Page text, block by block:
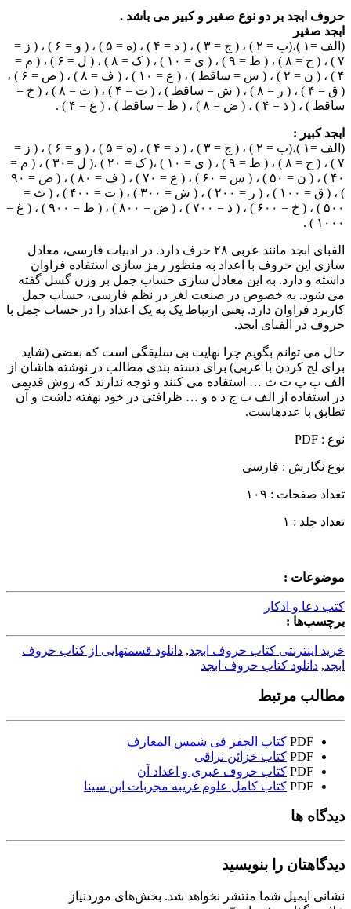
حروف ابجد بر دو نوع صغیر و کبیر می باشد .
ابجد صغیر
(الف =۱ )،(ب = ۲ ) ، ( ج = ۳ ) ، ( د = ۴ ) ، (ه = ۵ ) ، ( و = ۶ ) ، ( ز =
۷ ) ، ( ح = ۸ ) ، ( ط = ۹ ) ، ( ی = ۱۰ ) ، ( ک = ۸ ) ، ( ل = ۶ ) ، ( م =
۴ ) ، ( ن = ۲ ) ، ( س = ساقط ) ، ( ع = ۱۰ ) ، ( ف = ۸ ) ، ( ص = ۶ ) ،
( ق = ۴ ) ، ( ر = ۸ ) ، ( ش = ساقط ) ، ( ت = ۴ ) ، ( ث = ۸ ) ، ( خ =
ساقط ) ، ( ذ = ۴ ) ، ( ض = ۸ ) ، ( ظ = ساقط ) ، ( غ = ۴ ) .
ابجد کبیر :
(الف =۱ )،(ب = ۲ ) ، ( ج = ۳ ) ، ( د = ۴ ) ، (ه = ۵ ) ، ( و = ۶ ) ، ( ز =
۷ ) ، ( ح = ۸ ) ، ( ط = ۹ ) ، ( ی = ۱۰ ) ،( ک = ۲۰ ) ،( ل =۳۰ ) ، ( م =
۴۰ ) ، ( ن = ۵۰ ) ، ( س = ۶۰ ) ، ( ع = ۷۰ ) ، ( ف = ۸۰ ) ، ( ص = ۹۰
) ، ( ق = ۱۰۰ ) ، ( ر = ۲۰۰ ) ، ( ش = ۳۰۰ ) ، ( ت = ۴۰۰ ) ، ( ث =
۵۰۰ ) ، ( خ = ۶۰۰ ) ، ( ذ = ۷۰۰ ) ، ( ض = ۸۰۰ ) ، ( ظ = ۹۰۰ ) ، ( غ =
۱۰۰۰ ) .
الفبای ابجد مانند عربی ۲۸ حرف دارد. در ادبیات فارسی، معادل
سازی این حروف با اعداد به منظور رمز سازی استفاده فراوان
داشته و دارد. به این معادل سازی حساب جمل بر وزن گسل گفته
می شود. به خصوص در صنعت لغز در نظم فارسی، حساب جمل
کاربرد فراوان دارد. یعنی ارتباط یک به یک اعداد را در حساب جمل با
حروف در الفبای ابجد.
حال می توانم بگویم چرا نهایت بی سلیقگی است که بعضی (شاید
برای لج کردن با عربی) برای دسته بندی مطالب در نوشته هاشان از
الف ب پ ت ث … استفاده می کنند و توجه ندارند که روش قدیمی
در استفاده از الف ب ج د ه و … ظرافتی در خود نهفته داشت و آن
تطابق با عددهاست.
نوع : PDF
نوع نگارش : فارسی
تعداد صفحات : ۱۰۹
تعداد جلد : ۱
موضوعات :
کتب دعا و اذکار
برچسب‌ها :
خرید اینترنتی کتاب حروف ابجد, دانلود قسمتهایی از کتاب حروف
ابجد, دانلود کتاب حروف ابجد
مطالب مرتبط
PDF کتاب الجفر فى شمس المعارف
PDF کتاب خزائن نراقی
PDF کتاب حروف عبری و اعداد آن
PDF کتاب کامل علوم غریبه مجربات ابن سینا
دیدگاه ها
دیدگاهتان را بنویسید
نشانی ایمیل شما منتشر نخواهد شد. بخش‌های موردنیاز